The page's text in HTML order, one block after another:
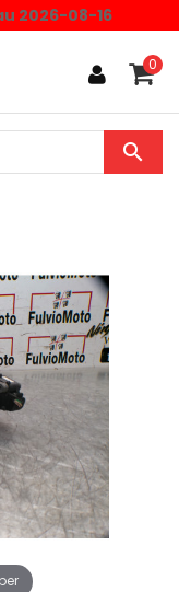
2026-08-16
0
